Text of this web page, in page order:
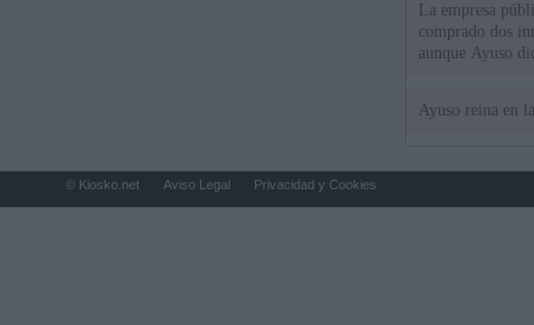
La empresa
comprado dos
aunque Ayuso
Ayuso reina en
© Kiosko.net Aviso Legal Privacidad y Cookies